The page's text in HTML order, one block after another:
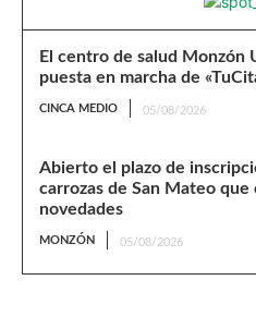
El centro de salud Monzón
puesta en marcha de
CINCA MEDIO 05/08/2026
Abierto el plazo de
carrozas de San Mateo
novedades
MONZÓN 05/08/2026